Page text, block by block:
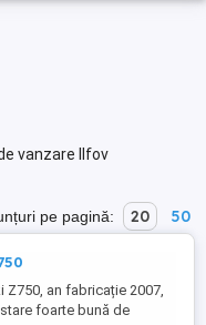
vanzare Ilfov
pe pagină: 20 50
Z750, an fabricație 2007,
foarte bună de